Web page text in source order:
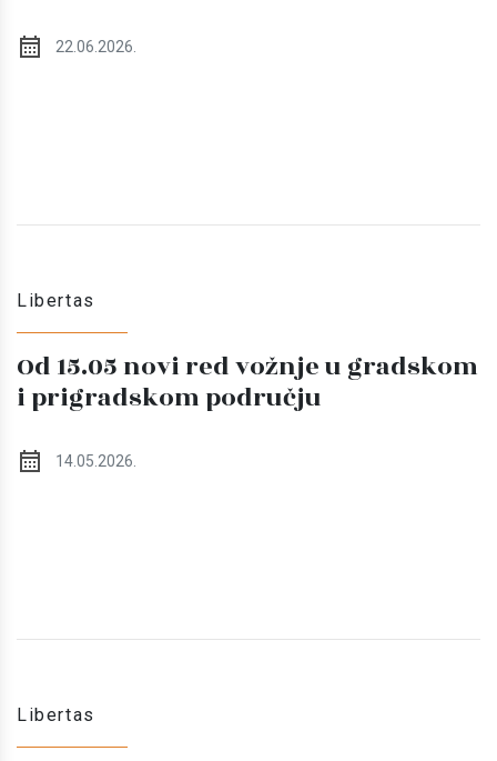
22.06.2026.
Libertas
Od 15.05 novi red vožnje u gradskom
i prigradskom području
14.05.2026.
Libertas